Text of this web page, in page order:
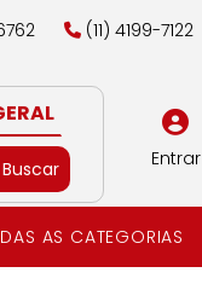
(11) 4199-7122
Buscar Entrar
AS CATEGORIAS